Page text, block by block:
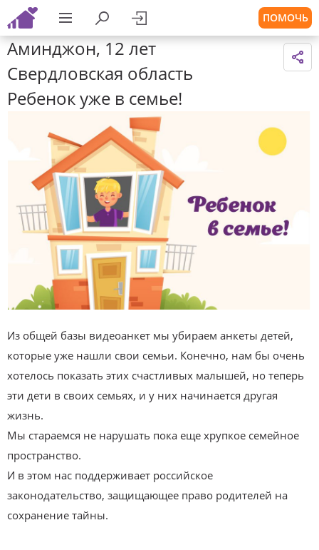
ПОМОЧЬ
Аминджон, 12 лет
Свердловская область
Ребенок уже в семье!
Из общей базы видеоанкет мы убираем анкеты детей,
которые уже нашли свои семьи. Конечно, нам бы очень
хотелось показать этих счастливых малышей, но теперь
эти дети в своих семьях, и у них начинается другая
жизнь.
Мы стараемся не нарушать пока еще хрупкое семейное
пространство.
И в этом нас поддерживает российское
законодательство, защищающее право родителей на
сохранение тайны.